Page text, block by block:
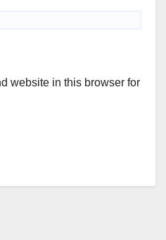
website in this browser for